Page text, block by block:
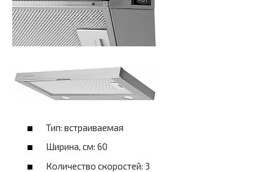
Тип: встраиваемая
Ширина, см: 60
Количество скоростей: 3